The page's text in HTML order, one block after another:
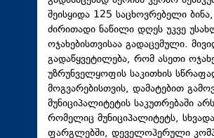
შეისყიდა 125 საცხოვრებელი
ძირითადი ნაწილი დღეს უკვე
ოჯახებისთვისაა გადაცემული.
გადაწყვეტილება, რომ ასეთი
უზრუნველყოფის საკითხის
მოგვარებისთვის, დამატებით
მუნიციპალიტეტის საკუთრებაში
რომელიც მუნიციპალიტეტს,
ფარგლებში, დეველოპერული